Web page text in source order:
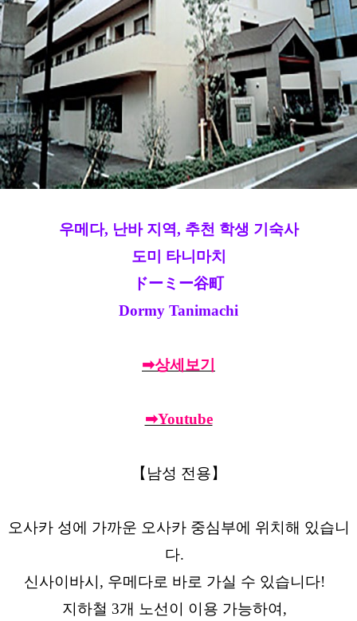
우메다, 난바 지역, 추천 학생 기숙사
도미 타니마치
ドーミー谷町
Dormy Tanimachi
➡상세보기
➡Youtube
【남성 전용】
오사카 성에 가까운 오사카 중심부에 위치해 있습니
다.
신사이바시, 우메다로 바로 가실 수 있습니다!
지하철 3개 노선이 이용 가능하여,